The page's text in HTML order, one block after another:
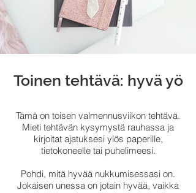
Toinen tehtävä: hyvä yö
Tämä on toisen valmennusviikon tehtävä.
Mieti tehtävän kysymystä rauhassa ja
kirjoitat ajatuksesi ylös paperille,
tietokoneelle tai puhelimeesi.
Pohdi, mitä hyvää nukkumisessasi on.
Jokaisen unessa on jotain hyvää, vaikka